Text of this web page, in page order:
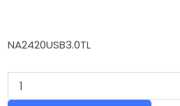
NA2420USB3.0TL